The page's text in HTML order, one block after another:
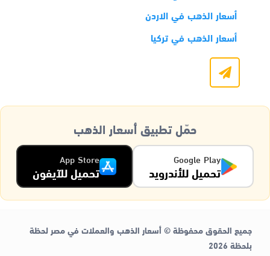
أسعار الذهب في الاردن
أسعار الذهب في تركيا
حمّل تطبيق أسعار الذهب
Google Play
تحميل للأندرويد
App Store
تحميل للآيفون
جميع الحقوق محفوظة © أسعار الذهب والعملات في مصر لحظة
بلحظة 2026